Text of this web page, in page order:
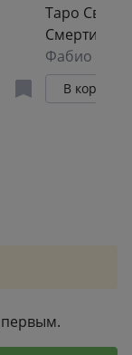
Таро Святой
Смерти
Фабио
В корзину